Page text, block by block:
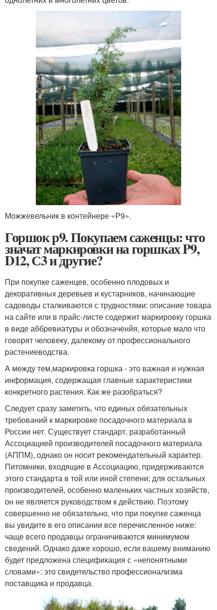
Можжевельник в контейнере «Р9».
Горшок р9. Покупаем саженцы: что
значат маркировки на горшках P9,
D12, С3 и другие?
При покупке саженцев, особенно плодовых и
декоративных деревьев и кустарников, начинающие
садоводы сталкиваются с трудностями: описание товара
на сайте или в прайс-листе содержит маркировку горшка
в виде аббревиатуры и обозначенйя, которые мало что
говорят человеку, далекому от профессионального
растениеводства.
А между тем,маркировка горшка - это важная и нужная
информация, содержащая главные характеристики
конкретного растения. Как же разобраться?
Следует сразу заметить, что единых обязательных
требований к маркировке посадочного материала в
России нет. Существует стандарт, разработанный
Ассоциацией производителей посадочного материала
(АППМ), однако он носит рекомендательный характер.
Питомники, входящие в Ассоциацию, придерживаются
этого стандарта в той или иной степени; для остальных
производителей, особенно маленьких частных хозяйств,
он не является руководством к действию. Поэтому
совершенно не обязательно, что при покупке саженца
вы увидите в его описании все перечисленное ниже:
чаще всего продавцы ограничиваются минимумом
сведений. Однако даже хорошо, если вашему вниманию
будет предложена спецификация с «непонятными
словами»: это свидетельство профессионализма
поставщика и продавца.